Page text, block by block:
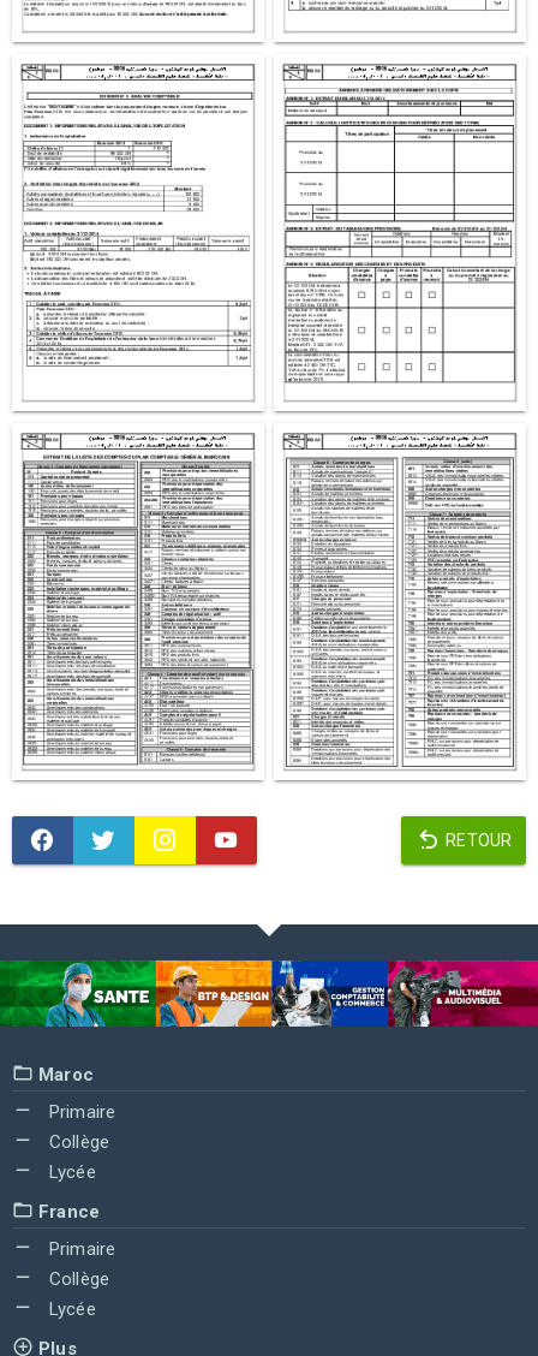
RETOUR
Maroc
Primaire
Collège
Lycée
France
Primaire
Collège
Lycée
Plus